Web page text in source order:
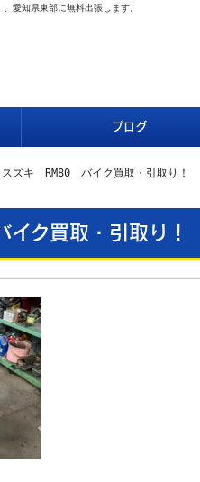
愛知県東部に無料出張します。
ブログ
ズキ RM80 バイク買取・引取り！
ク買取・引取り！